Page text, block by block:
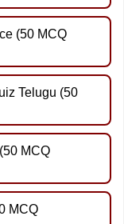
(50 MCQ
Telugu (50
MCQ
MCQ